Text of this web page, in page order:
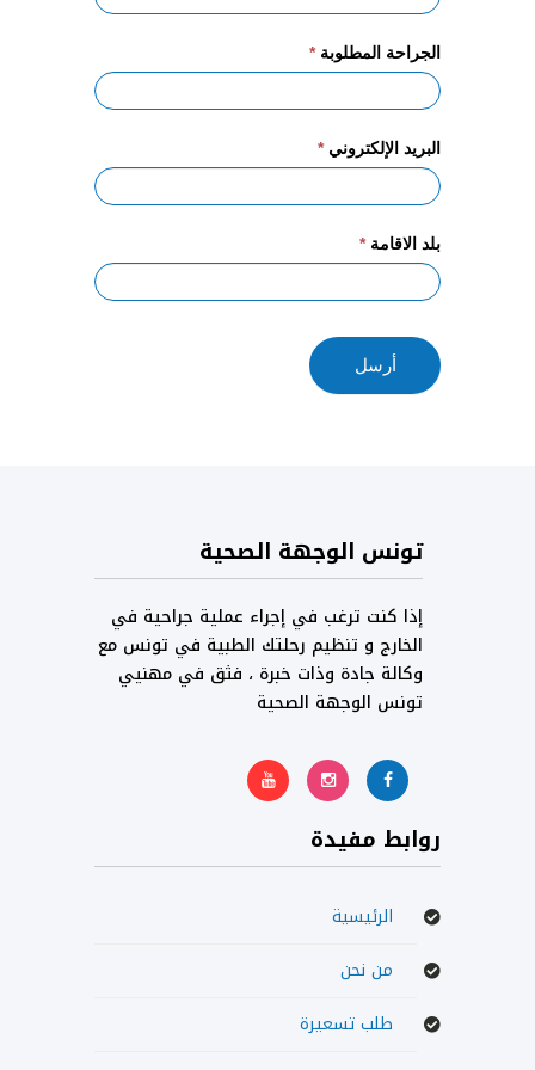
الجراحة المطلوبة*
البريد الإلكتروني*
بلد الاقامة*
أرسل
تونس الوجهة الصحية
إذا كنت ترغب في إجراء عملية جراحية في
الخارج و تنظيم رحلتك الطبية في تونس مع
وكالة جادة وذات خبرة ، فثق في مهنيي
تونس الوجهة الصحية
روابط مفيدة
الرئيسية
من نحن
طلب تسعيرة